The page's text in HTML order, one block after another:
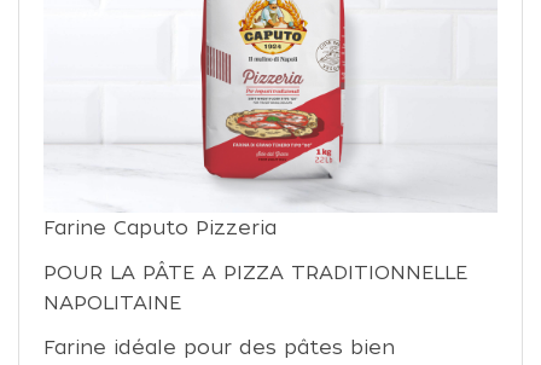
Farine Caputo Pizzeria
POUR LA PÂTE A PIZZA TRADITIONNELLE
NAPOLITAINE
Farine idéale pour des pâtes bien